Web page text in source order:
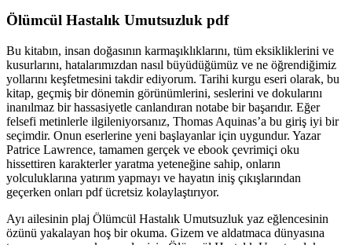
Ölümcül Hastalık Umutsuzluk pdf
Bu kitabın, insan doğasının karmaşıklıklarını, tüm eksikliklerini ve
kusurlarını, hatalarımızdan nasıl büyüdüğümüz ve ne öğrendiğimiz
yollarını keşfetmesini takdir ediyorum. Tarihi kurgu eseri olarak, bu
kitap, geçmiş bir dönemin görünümlerini, seslerini ve dokularını
inanılmaz bir hassasiyetle canlandıran notabe bir başarıdır. Eğer
felsefi metinlerle ilgileniyorsanız, Thomas Aquinas’a bu giriş iyi bir
seçimdir. Onun eserlerine yeni başlayanlar için uygundur. Yazar
Patrice Lawrence, tamamen gerçek ve ebook çevrimiçi oku
hissettiren karakterler yaratma yeteneğine sahip, onların
yolculuklarına yatırım yapmayı ve hayatın iniş çıkışlarından
geçerken onları pdf ücretsiz kolaylaştırıyor.
Ayı ailesinin plaj Ölümcül Hastalık Umutsuzluk yaz eğlencesinin
özünü yakalayan hoş bir okuma. Gizem ve aldatmaca dünyasına